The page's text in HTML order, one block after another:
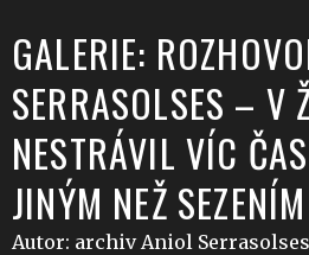
GALERIE:
SERRASOLSES – V
NESTRÁVIL VÍC
JINÝM NEŽ
Autor: archiv Aniol Serrasolses